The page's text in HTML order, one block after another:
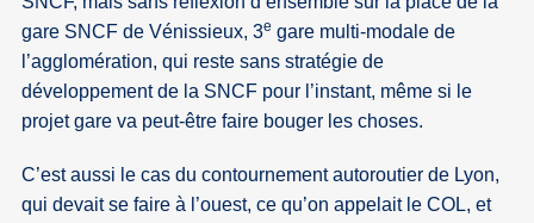
gare SNCF de Vénissieux, 3e gare multi-modale de
l’agglomération, qui reste sans stratégie de
développement de la SNCF pour l’instant, même si le
projet gare va peut-être faire bouger les choses.
C’est aussi le cas du contournement autoroutier de Lyon,
qui devait se faire à l’ouest, ce qu’on appelait le COL, et